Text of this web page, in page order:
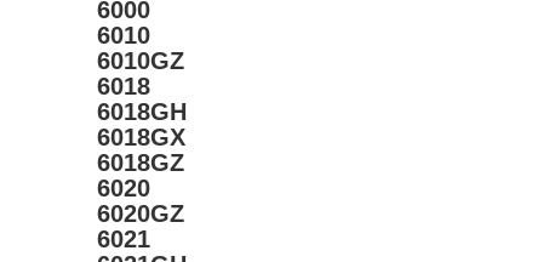
6000
6010
6010GZ
6018
6018GH
6018GX
6018GZ
6020
6020GZ
6021